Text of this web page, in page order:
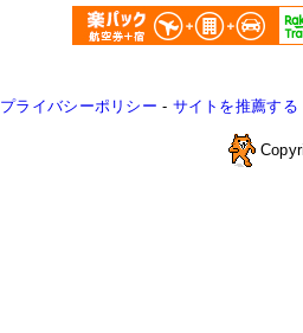
プライバシーポリシー - サイトを推薦する